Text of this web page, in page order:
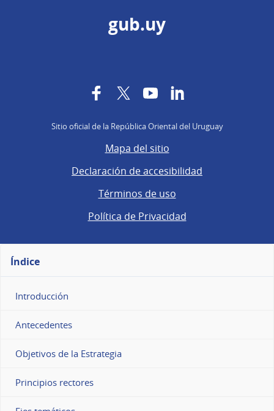
gub.uy
FacebookTwitterYouTube
Sitio oficial de la República Oriental del Uruguay
Mapa del sitio
Declaración de accesibilidad
Términos de uso
Política de Privacidad
Índice
Introducción
Antecedentes
Objetivos de la Estrategia
Principios rectores